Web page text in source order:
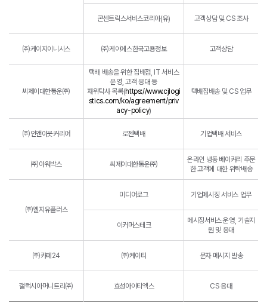
콘센트릭스서비스코리아(유) 고객상담 및 CS 조사
㈜케이지이니시스 ㈜케이에스한국고용정보 고객상담
씨제이대한통운㈜
택배 배송을 위한 집배점, IT 서비스
운영, 고객 응대 등
재위탁사 목록(https://www.cjlogi
stics.com/ko/agreement/priv
acy-policy)
택배집배송 및 CS 업무
㈜인앤아웃커리어 로젠택배 기업택배 서비스
㈜아워박스 씨제이대한통운㈜
온라인 냉동 베이커리 주문
한 고객에 대한 위탁배송
㈜엘지유플러스
미디어로그 기업메시징 서비스 업무
이커머스테크
메시징서비스 운영, 기술지
원 및 응대
㈜카페24 ㈜케이티 문자 메시지 발송
갤럭시아머니트리㈜ 효성아이티엑스 CS 응대